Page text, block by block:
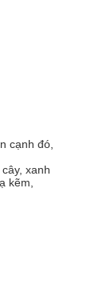
cạnh đó,
xanh
kẽm,